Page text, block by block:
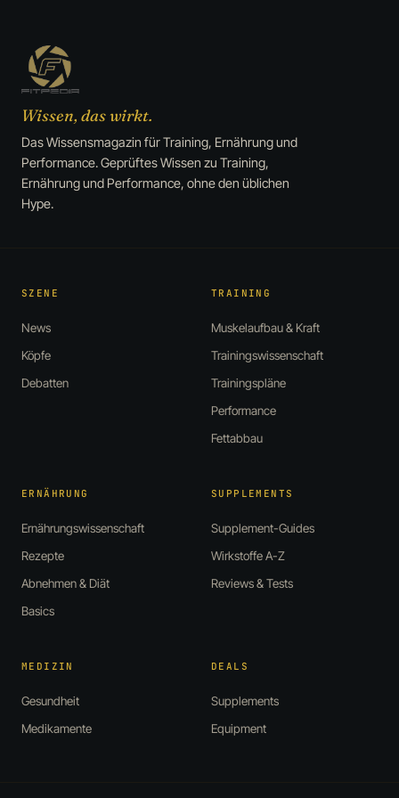
Wissen, das wirkt.
Das Wissensmagazin für Training, Ernährung und
Performance. Geprüftes Wissen zu Training,
Ernährung und Performance, ohne den üblichen
Hype.
SZENE
News
Köpfe
Debatten
TRAINING
Muskelaufbau & Kraft
Trainingswissenschaft
Trainingspläne
Performance
Fettabbau
ERNÄHRUNG
Ernährungswissenschaft
Rezepte
Abnehmen & Diät
Basics
SUPPLEMENTS
Supplement-Guides
Wirkstoffe A-Z
Reviews & Tests
MEDIZIN
Gesundheit
Medikamente
DEALS
Supplements
Equipment